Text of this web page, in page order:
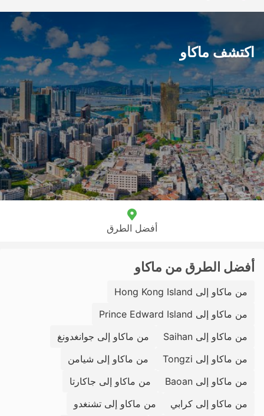
اكتشف ماكاو
أفضل الطرق
أفضل الطرق من ماكاو
من ماكاو إلى Hong Kong Island
من ماكاو إلى Prince Edward Island
من ماكاو إلى Saihan
من ماكاو إلى جوانغدونغ
من ماكاو إلى Tongzi
من ماكاو إلى شيامن
من ماكاو إلى Baoan
من ماكاو إلى جاكارتا
من ماكاو إلى كرابي
من ماكاو إلى تشنغدو